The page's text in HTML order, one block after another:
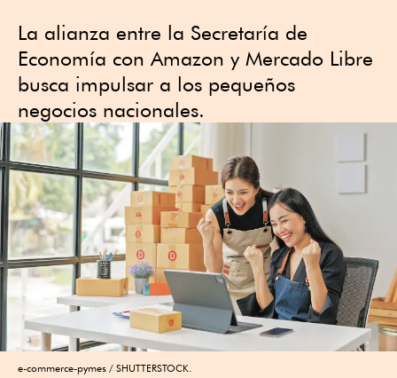
La alianza entre la Secretaría de
Economía con Amazon y Mercado Libre
busca impulsar a los pequeños
negocios nacionales.
e-commerce-pymes SHUTTERSTOCK.